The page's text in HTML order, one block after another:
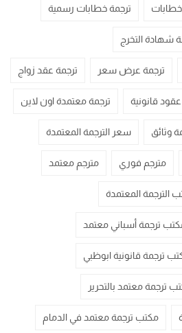
خطابات ترجمة خطابات رسمية
شهادة التخرج
ترجمة عرض سعر ترجمة عقد زواج
قانونية ترجمة معتمدة اون لاين
وثائق سعر الترجمة المعتمدة
مترجم فوري مترجم معتمد
الترجمة المعتمدة
ترجمة أسباني معتمد
ترجمة قانونية ابوظبي
ترجمة معتمد بالتحرير
مكتب ترجمة معتمد في الدمام